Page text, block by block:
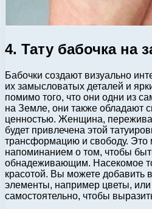
4. Тату бабочка на
Бабочки создают визуально
их замысловатых деталей и
помимо того, что они одни из
на Земле, они также обладают
ценностью. Женщина,
будет привлечена этой
трансформацию и свободу. Это
напоминанием о том, чтобы
обнадеживающим. Насекомое
красотой. Вы можете добавить
элементы, например цветы, или
самостоятельно, чтобы